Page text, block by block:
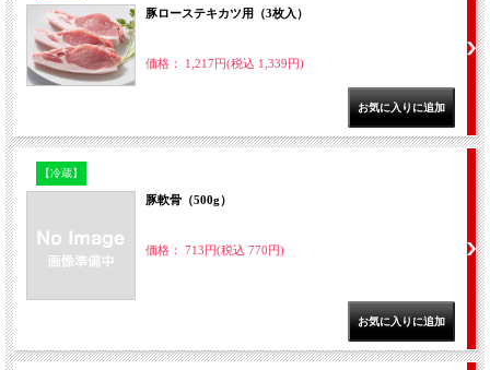
豚ローステキカツ用（3枚入）
価格： 1,217円(税込 1,339円)
【冷蔵】
豚軟骨（500g）
価格： 713円(税込 770円)